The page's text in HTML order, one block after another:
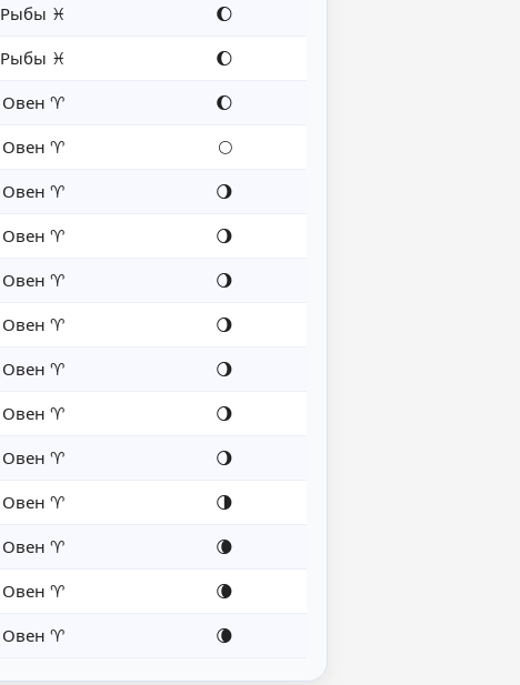
Рыбы ♓
🌔
Рыбы ♓
🌔
Овен ♈
🌔
Овен ♈
🌕
Овен ♈
🌖
Овен ♈
🌖
Овен ♈
🌖
Овен ♈
🌖
Овен ♈
🌖
Овен ♈
🌖
Овен ♈
🌖
Овен ♈
🌗
Овен ♈
🌘
Овен ♈
🌘
Овен ♈ 🌘